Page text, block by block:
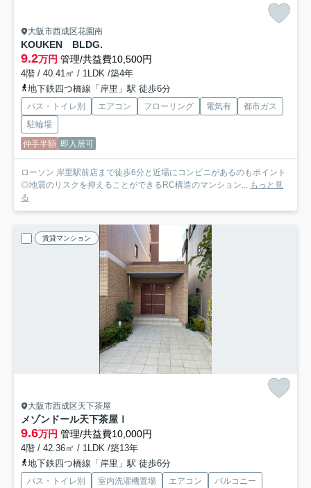
大阪市西成区花園南
KOUKEN BLDG.
9.2万円 管理/共益費10,500円
4階 / 40.41㎡ / 1LDK /築4年
地下鉄四つ橋線「岸里」駅 徒歩6分
バス・トイレ別 エアコン フローリング 電気有
都市ガス
駐輪場
仲手半額 即入居可
ローソン 岸里駅前店まで徒歩6分と近場にコンビニがあるのもポイント
◎地震のリスクを抑えることができるRC構造のマンション... もっと見
る
賃貸マンション
大阪市西成区天下茶屋
メゾンドール天下茶屋Ⅰ
9.6万円 管理/共益費10,000円
4階 / 42.36㎡ / 1LDK /築13年
地下鉄四つ橋線「岸里」駅 徒歩6分
バス・トイレ別 室内洗濯機置場 エアコン
バルコニー